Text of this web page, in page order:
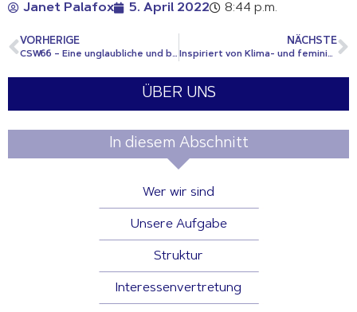
Janet Palafox 5. April 2022 8:44 p.m.
VORHERIGE
CSW66 – Eine unglaubliche und bereichernde Erfahrung
NÄCHSTE
Inspiriert von Klima- und feministischen Führungspersönlichkeiten
ÜBER UNS
In diesem Abschnitt
Wer wir sind
Unsere Aufgabe
Struktur
Interessenvertretung